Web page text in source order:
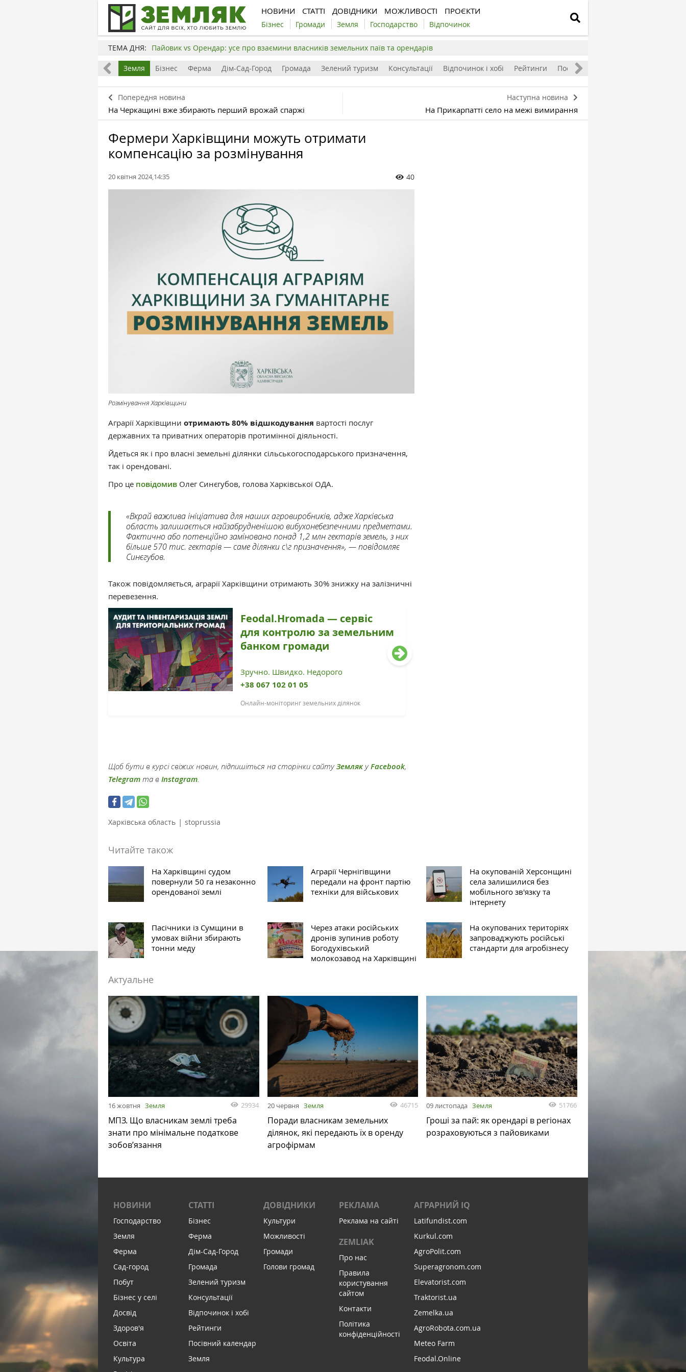
НОВИНИ СТАТТІ ДОВІДНИКИ МОЖЛИВОСТІ ПРОЄКТИ
Бізнес Громади Земля Господарство Відпочинок
ТЕМА ДНЯ: Пайовик vs Орендар: усе про взаємини власників земельних паїв та орендарів
Все Земля Бізнес Ферма Дім-Сад-Город Громада Зелений туризм Консультації Відпочинок і хобі Рейтинги Посівний календар
Попередня новина
На Черкащині вже збирають перший врожай спаржі
Наступна новина
На Прикарпатті село на межі вимирання
Фермери Харківщини можуть отримати
компенсацію за розмінування
20 квітня 2024,14:35 40
Розмінування Харківщини
Аграрії Харківщини отримають 80% відшкодування вартості послуг
державних та приватних операторів протимінної діяльності.
Йдеться як і про власні земельні ділянки сільськогосподарського призначення,
так і орендовані.
Про це повідомив Олег Синєгубов, голова Харківської ОДА.
«Вкрай важлива ініціатива для наших агровиробників, адже Харківська
область залишається найзабрудненішою вибухонебезпечними предметами.
Фактично або потенційно заміновано понад 1,2 млн гектарів земель, з них
більше 570 тис. гектарів — саме ділянки с\г призначення», — повідомляє
Синєгубов.
Також повідомляється, аграрії Харківщини отримають 30% знижку на залізничні
перевезення.
Feodal.Hromada — сервіс
для контролю за земельним
банком громади
Зручно. Швидко. Недорого
+38 067 102 01 05
Онлайн-моніторинг земельних ділянок
Щоб бути в курсі свіжих новин, підпишіться на сторінки сайтуЗемлякуFacebook,
Telegram та в Instagram.
Харківська область | stoprussia
Читайте також
На Харківщині судом
повернули 50 га незаконно
орендованої землі
Аграрії Чернігівщини
передали на фронт партію
техніки для військових
На окупованій Херсонщині
села залишилися без
мобільного зв'язку та
інтернету
Пасічники із Сумщини в
умовах війни збирають
тонни меду
Через атаки російських
дронів зупинив роботу
Богодухівський
молокозавод на Харківщині
На окупованих територіях
запроваджують російські
стандарти для агробізнесу
Актуальне
16 жовтня Земля 29934
МПЗ. Що власникам землі треба
знати про мінімальне податкове
зобов’язання
20 червня Земля 46715
Поради власникам земельних
ділянок, які передають їх в оренду
агрофірмам
09 листопада Земля 51766
Гроші за пай: як орендарі в регіонах
розраховуються з пайовиками
НОВИНИ
Господарство
Земля
Ферма
Сад-город
Побут
Бізнес у селі
Досвід
Здоров'я
Освіта
Культура
СТАТТІ
Бізнес
Ферма
Дім-Сад-Город
Громада
Зелений туризм
Консультації
Відпочинок і хобі
Рейтинги
Посівний календар
Земля
ДОВІДНИКИ
Культури
Можливості
Громади
Голови громад
РЕКЛАМА
Реклама на сайті
ZEMLIAK
Про нас
Правила
користування
сайтом
Контакти
Політика
конфіденційності
АГРАРНИЙ IQ
Latifundist.com
Kurkul.com
AgroPolit.com
Superagronom.com
Elevatorist.com
Traktorist.ua
Zemelka.ua
AgroRobota.com.ua
Meteo Farm
Feodal.Online